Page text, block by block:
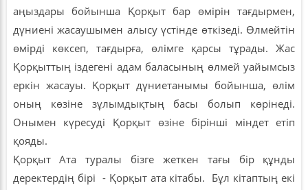
аңыздары бойынша Қорқыт бар өмірін тағдырмен,
дүниені жасаушымен алысу үстінде өткізеді. Өлмейтін
өмірді көксеп, тағдырға, өлімге қарсы тұрады. Жас
Қорқыттың іздегені адам баласының өлмей уайымсыз
еркін жасауы. Қорқыт дүниетанымы бойынша, өлім
оның көзіне зұлымдықтың басы болып көрінеді.
Онымен күресуді Қорқыт өзіне бірінші міндет етіп
қояды.
Қорқыт Ата туралы бізге жеткен тағы бір құнды
деректердің бірі - Қорқыт ата кітабы. Бұл кітаптың екі